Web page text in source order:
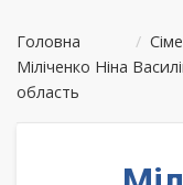
Головна /
Міліченко Ніна
область